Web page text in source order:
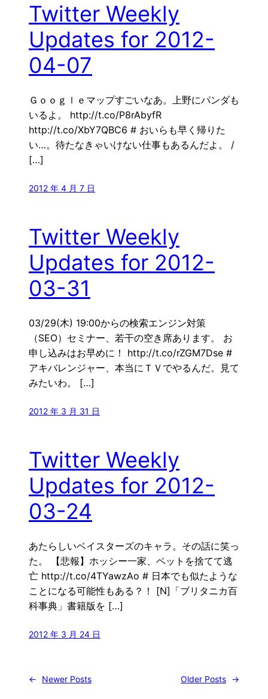
Twitter Weekly
Updates for 2012-
04-07
Ｇｏｏｇｌｅマップすごいなあ。上野にパンダも
いるよ。 http://t.co/P8rAbyfR
http://t.co/XbY7QBC6 # おいらも早く帰りた
い…。待たなきゃいけない仕事もあるんだよ。 /
[…]
2012 年 4 月 7 日
Twitter Weekly
Updates for 2012-
03-31
03/29(木) 19:00からの検索エンジン対策
（SEO）セミナー、若干の空き席あります。 お
申し込みはお早めに！ http://t.co/rZGM7Dse #
アキバレンジャー、本当にＴＶでやるんだ。見て
みたいわ。 […]
2012 年 3 月 31 日
Twitter Weekly
Updates for 2012-
03-24
あたらしいベイスターズのキャラ。その話に笑っ
た。 【悲報】ホッシー一家、ペットを捨てて逃
亡 http://t.co/4TYawzAo # 日本でも似たような
ことになる可能性もある？！ [N]「ブリタニカ百
科事典」書籍版を […]
2012 年 3 月 24 日
← Newer Posts Older Posts →